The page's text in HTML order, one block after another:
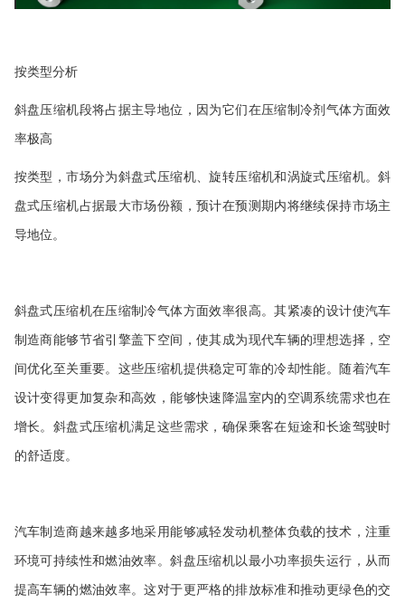
按类型分析
斜盘压缩机段将占据主导地位，因为它们在压缩制冷剂气体方面效
率极高
按类型，市场分为斜盘式压缩机、旋转压缩机和涡旋式压缩机。斜
盘式压缩机占据最大市场份额，预计在预测期内将继续保持市场主
导地位。
斜盘式压缩机在压缩制冷气体方面效率很高。其紧凑的设计使汽车
制造商能够节省引擎盖下空间，使其成为现代车辆的理想选择，空
间优化至关重要。这些压缩机提供稳定可靠的冷却性能。随着汽车
设计变得更加复杂和高效，能够快速降温室内的空调系统需求也在
增长。斜盘式压缩机满足这些需求，确保乘客在短途和长途驾驶时
的舒适度。
汽车制造商越来越多地采用能够减轻发动机整体负载的技术，注重
环境可持续性和燃油效率。斜盘压缩机以最小功率损失运行，从而
提高车辆的燃油效率。这对于更严格的排放标准和推动更绿色的交